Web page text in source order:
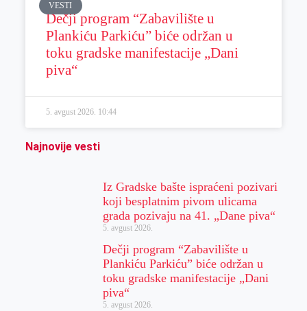
VESTI
Dečji program “Zabavilište u
Plankiću Parkiću” biće održan u
toku gradske manifestacije „Dani
piva“
5. avgust 2026. 10:44
Najnovije vesti
Iz Gradske bašte ispraćeni pozivari
koji besplatnim pivom ulicama
grada pozivaju na 41. „Dane piva“
5. avgust 2026.
Dečji program “Zabavilište u
Plankiću Parkiću” biće održan u
toku gradske manifestacije „Dani
piva“
5. avgust 2026.